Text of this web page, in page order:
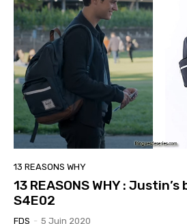
13 REASONS WHY
13 REASONS WHY :
S4E02
FDS - 5 Juin 2020